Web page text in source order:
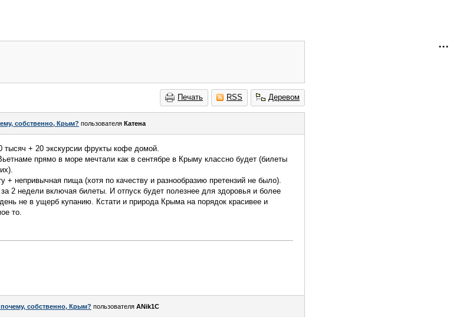
Печать RSS Деревом
собственно, Крым? пользователя Катена
тысяч + 20 экскурсии фрукты кофе домой.
прямо в море мечтали как в сентябре в Крыму классно будет (билеты
+ непривычная пища (хотя по качеству и разнообразию претензий не было).
2 недели включая билеты. И отпуск будет полезнее для здоровья и более
не в ущерб купанию. Кстати и природа Крыма на порядок красивее и
то.
собственно, Крым? пользователя ANik1C